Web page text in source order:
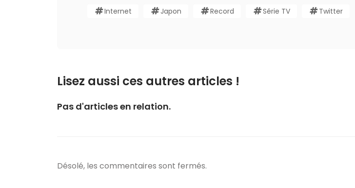
Internet Japon Record Série TV Twitter
Lisez aussi ces autres articles !
Pas d'articles en relation.
Désolé, les commentaires sont fermés.